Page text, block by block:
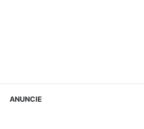
ANUNCIE